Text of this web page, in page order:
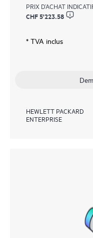
PRIX D’ACHAT
CHF 5'223.58
* TVA inclus
HEWLETT PACKARD
ENTERPRISE